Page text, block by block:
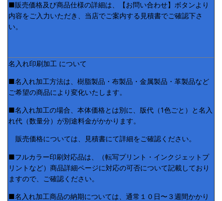
■販売価格及び商品仕様の詳細は、【お問い合わせ】ボタンより
内容をご入力いただき、当店でご案内する見積書でご確認下さ
い。
名入れ印刷加工 について
■名入れ加工方法は、樹脂製品・布製品・金属製品・革製品など
ご希望の商品により変化いたします。
■名入れ加工の場合、本体価格とは別に、版代（1色ごと）と名入
れ代（数量分）が別途料金がかかります。
販売価格については、見積書にて詳細をご確認ください。
■フルカラー印刷対応品は、（転写プリント・インクジェットプ
リントなど）商品詳細ページに対応の可否について記載しており
ますので、ご確認ください。
■名入れ加工商品の納期については、通常１０日〜３週間かかり